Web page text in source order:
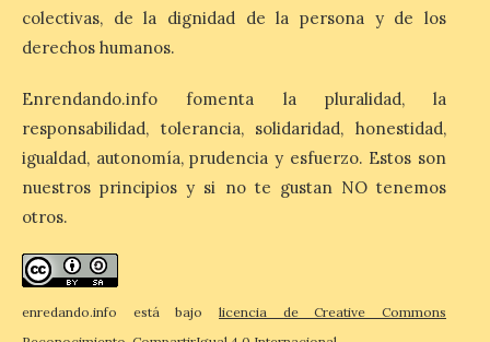
El Ayuntamiento de La
pregonero de las Fiestas
2026. Tendrá lugar este
sábado 8 de agosto a las 21,00 horas en el
teatro municipal de La Bañeza. El
comunicador astorgano Arturo Martínez
Matilla, […]
La I Feria de la Cerveza
Artesana de Astorga
arranca con una gran
colectivas, de la dignidad de la persona y de los
derechos humanos.
Enrendando.info fomenta la pluralidad, la
responsabilidad, tolerancia, solidaridad, honestidad,
igualdad, autonomía, prudencia y esfuerzo. Estos son
nuestros principios y si no te gustan NO tenemos
otros.
enredando.info está bajo licencia de Creative Commons